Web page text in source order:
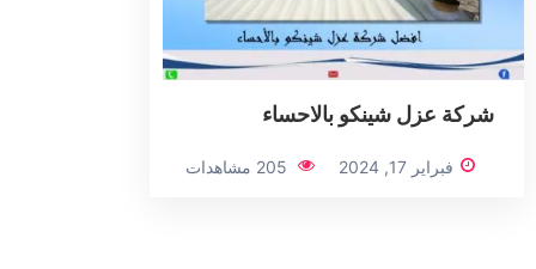
شركة عزل شينكو بالاحساء
فبراير 17, 2024 205 مشاهدات